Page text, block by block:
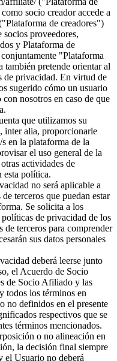
socio creador accede a
de creadores")
proveedores,
y Plataforma de
"Plataforma
pretende orientar al
de privacidad. En virtud de
sugerido cómo un usuario
nosotros en caso de que
que utilizamos su
inter alia, proporcionarle
en la plataforma de la
el uso general de la
actividades de
esta política.
no será aplicable a
terceros que puedan estar
Se solicita a los
de privacidad de los
de terceros para comprender
sus datos personales
deberá leerse junto
el Acuerdo de Socio
de Socio Afiliado y las
todos los términos en
no definidos en el presente
respectivos que se
términos mencionados.
o no alineación en
la decisión final siempre
el Usuario no deberá